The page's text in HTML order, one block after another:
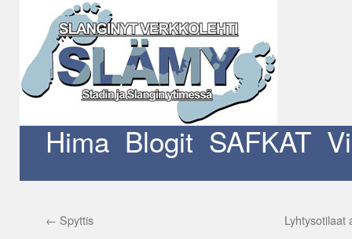
Hima Blogit SAFKAT
← Spyttis Lyhtysotilaat